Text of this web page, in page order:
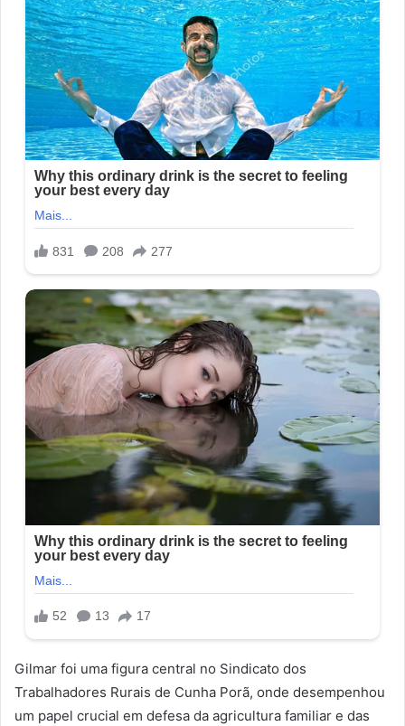
Gilmar foi uma figura central no Sindicato dos
Trabalhadores Rurais de Cunha Porã, onde desempenhou
um papel crucial em defesa da agricultura familiar e das